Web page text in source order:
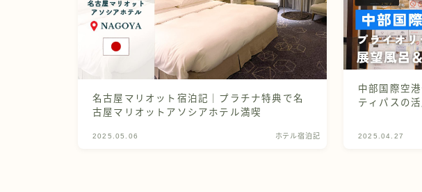
名古屋マリオット宿泊記｜プラチナ特典で名
古屋マリオットアソシアホテル満喫
2025.05.06 ホテル宿泊記
中部国際空
ティパスの
2025.04.27